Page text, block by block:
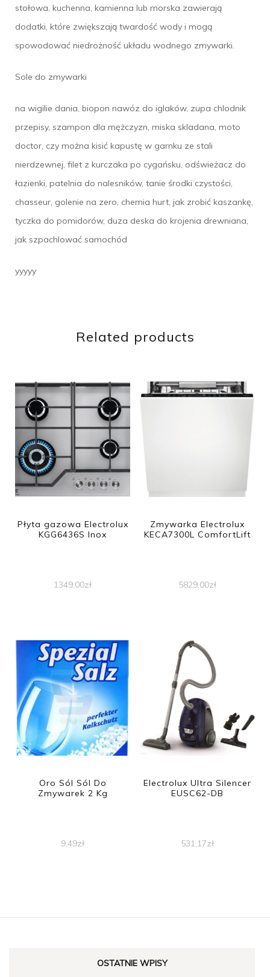
stołowa, kuchenna, kamienna lub morska zawierają
dodatki, które zwiększają twardość wody i mogą
spowodować niedrożność układu wodnego zmywarki.
Sole do zmywarki
na wigilie dania, biopon nawóz do iglaków, zupa chlodnik
przepisy, szampon dla mężczyzn, miska skladana, moto
doctor, czy można kisić kapustę w garnku ze stali
nierdzewnej, filet z kurczaka po cygańsku, odświeżacz do
łazienki, patelnia do nalesników, tanie środki czystości,
chasseur, golenie na zero, chemia hurt, jak zrobić kaszankę,
tyczka do pomidorów, duza deska do krojenia drewniana,
jak szpachlować samochód
yyyyy
Related products
Płyta gazowa Electrolux
KGG6436S Inox
1349,00zł
Zmywarka Electrolux
KECA7300L ComfortLift
5829,00zł
Oro Sól Sól Do
Zmywarek 2 Kg
9,49zł
Electrolux Ultra Silencer
EUSC62-DB
531,17zł
OSTATNIE WPISY